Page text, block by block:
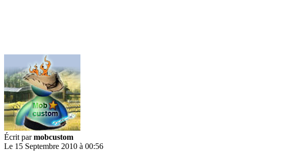
Écrit parmobcustom
Le 15 Septembre 2010 à 00:56